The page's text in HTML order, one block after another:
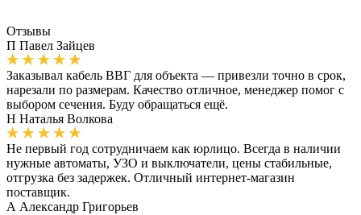
Отзывы
П Павел Зайцев
Заказывал кабель ВВГ для объекта — привезли точно в срок,
нарезали по размерам. Качество отличное, менеджер помог с
выбором сечения. Буду обращаться ещё.
Н Наталья Волкова
Не первый год сотрудничаем как юрлицо. Всегда в наличии
нужные автоматы, УЗО и выключатели, цены стабильные,
отгрузка без задержек. Отличный интернет-магазин
поставщик.
А Александр Григорьев